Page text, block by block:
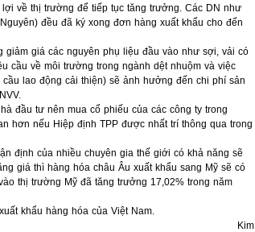
về thị trường để tiếp tục tăng trưởng. Các DN như
đều đã ký xong đơn hàng xuất khẩu cho đến
giá các nguyên phụ liệu đầu vào như sợi, vải có
cầu về môi trường trong ngành dệt nhuộm và việc
lao động cải thiện) sẽ ảnh hưởng đến chi phí sản
đầu tư nên mua cổ phiếu của các công ty trong
hơn nếu Hiệp định TPP được nhất trí thông qua trong
định của nhiều chuyên gia thế giới có khả năng sẽ
giá thì hàng hóa châu Âu xuất khẩu sang Mỹ sẽ có
thị trường Mỹ đã tăng trưởng 17,02% trong năm
khẩu hàng hóa của Việt Nam.
Kim